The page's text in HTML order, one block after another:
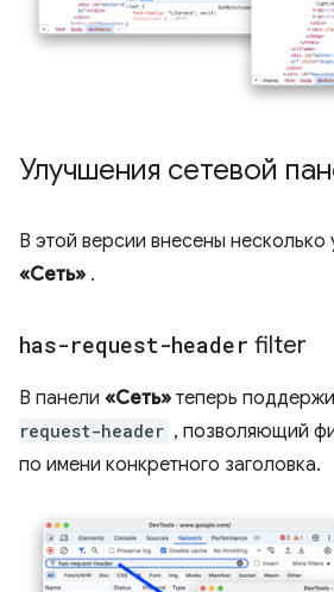
Улучшения сетевой
В этой версии внесены несколько
«Сеть» .
has-request-header filter
В панели «Сеть» теперь
request-header , позволяющий
по имени конкретного заголовка.